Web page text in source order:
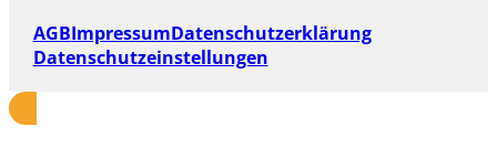
AGBImpressumDatenschutzerklärung
Datenschutzeinstellungen